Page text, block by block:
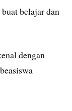
belajar dan
dengan